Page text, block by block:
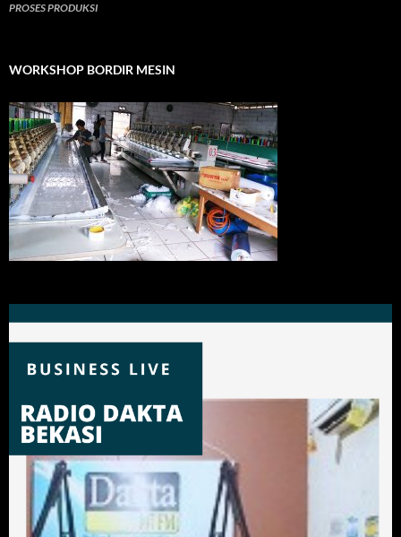
PROSES PRODUKSI
WORKSHOP BORDIR MESIN